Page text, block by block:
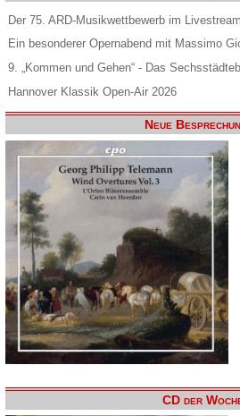
Der 75. ARD-Musikwettbewerb im Livestream
Ein besonderer Opernabend mit Massimo
9. „Kommen und Gehen“ - Das
Hannover Klassik Open-Air 2026
Neue
CD der